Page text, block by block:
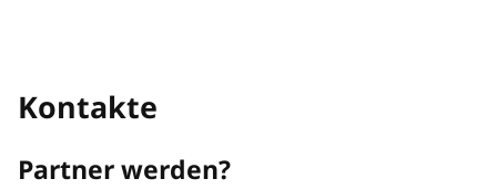
Kontakte
Partner werden?